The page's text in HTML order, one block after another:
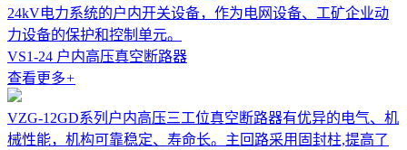
24kV电力系统的户内开关设备，作为电网设备、工矿企业动
力设备的保护和控制单元。
VS1-24 户内高压真空断路器
查看更多+
VZG-12GD系列户内高压三工位真空断路器有优异的电气、机
械性能，机构可靠稳定、寿命长。主回路采用固封柱,提高了